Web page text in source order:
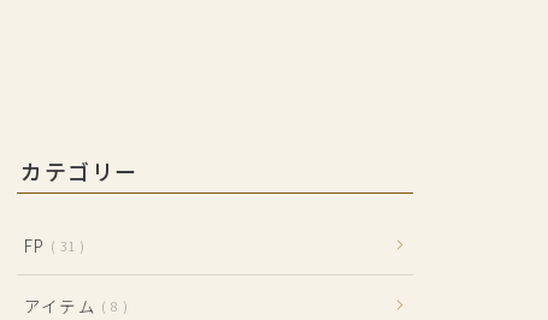
カテゴリー
FP 31
アイテム 8